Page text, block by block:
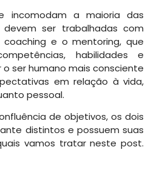
incomodam a maioria das
ser trabalhadas com
e o mentoring, que
habilidades e
ser humano mais consciente
em relação à vida,
pessoal.
de objetivos, os dois
distintos e possuem suas
vamos tratar neste post.